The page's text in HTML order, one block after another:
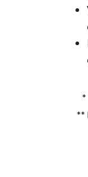
*
**